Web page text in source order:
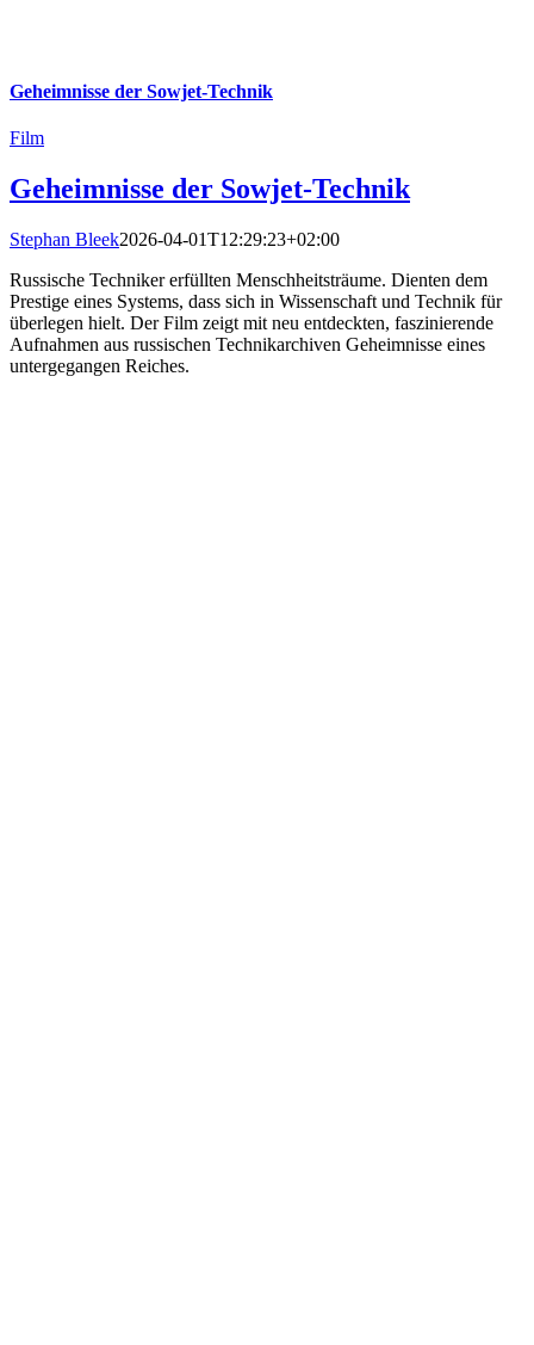
Geheimnisse der Sowjet-Technik
Film
Geheimnisse der Sowjet-Technik
Stephan Bleek2026-04-01T12:29:23+02:00
Russische Techniker erfüllten Menschheitsträume. Dienten dem
Prestige eines Systems, dass sich in Wissenschaft und Technik für
überlegen hielt. Der Film zeigt mit neu entdeckten, faszinierende
Aufnahmen aus russischen Technikarchiven Geheimnisse eines
untergegangen Reiches.